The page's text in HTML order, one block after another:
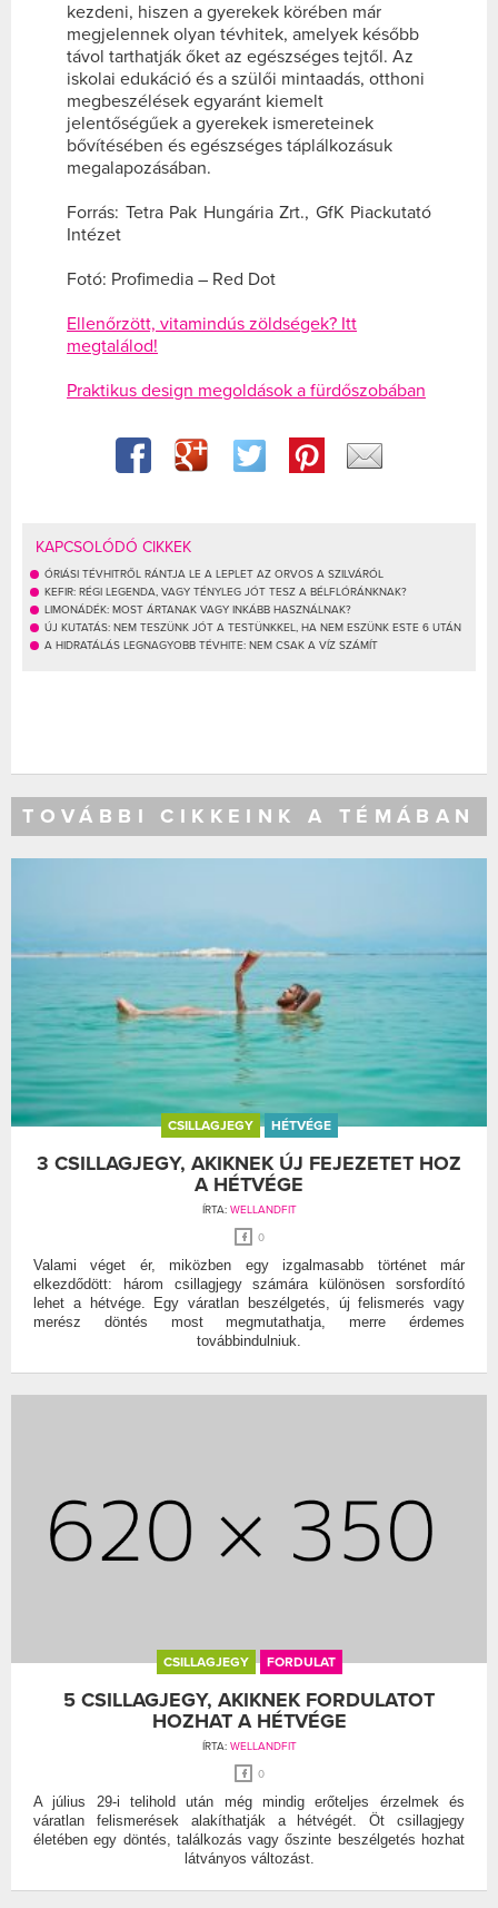
kezdeni, hiszen a gyerekek körében már
megjelennek olyan tévhitek, amelyek később
távol tarthatják őket az egészséges tejtől. Az
iskolai edukáció és a szülői mintaadás, otthoni
megbeszélések egyaránt kiemelt
jelentőségűek a gyerekek ismereteinek
bővítésében és egészséges táplálkozásuk
megalapozásában.
Forrás: Tetra Pak Hungária Zrt., GfK Piackutató
Intézet
Fotó: Profimedia – Red Dot
Ellenőrzött, vitamindús zöldségek? Itt
megtalálod!
Praktikus design megoldások a fürdőszobában
KAPCSOLÓDÓ CIKKEK
ÓRIÁSI TÉVHITRŐL RÁNTJA LE A LEPLET AZ ORVOS A SZILVÁRÓL
KEFIR: RÉGI LEGENDA, VAGY TÉNYLEG JÓT TESZ A BÉLFLÓRÁNKNAK?
LIMONÁDÉK: MOST ÁRTANAK VAGY INKÁBB HASZNÁLNAK?
ÚJ KUTATÁS: NEM TESZÜNK JÓT A TESTÜNKKEL, HA NEM ESZÜNK ESTE 6 UTÁN
A HIDRATÁLÁS LEGNAGYOBB TÉVHITE: NEM CSAK A VÍZ SZÁMÍT
TOVÁBBI CIKKEINK A TÉMÁBAN
CSILLAGJEGY HÉTVÉGE
3 CSILLAGJEGY, AKIKNEK ÚJ FEJEZETET HOZ
A HÉTVÉGE
ÍRTA: WELLANDFIT
0
Valami véget ér, miközben egy izgalmasabb történet már
elkezdődött: három csillagjegy számára különösen sorsfordító
lehet a hétvége. Egy váratlan beszélgetés, új felismerés vagy
merész döntés most megmutathatja, merre érdemes
továbbindulniuk.
CSILLAGJEGY FORDULAT
5 CSILLAGJEGY, AKIKNEK FORDULATOT
HOZHAT A HÉTVÉGE
ÍRTA: WELLANDFIT
0
A július 29-i telihold után még mindig erőteljes érzelmek és
váratlan felismerések alakíthatják a hétvégét. Öt csillagjegy
életében egy döntés, találkozás vagy őszinte beszélgetés hozhat
látványos változást.